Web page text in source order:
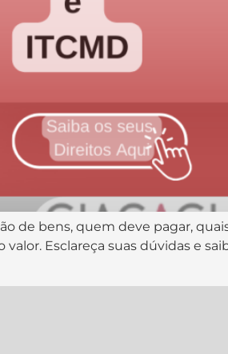
de bens, quem deve pagar,
Esclareça suas dúvidas e